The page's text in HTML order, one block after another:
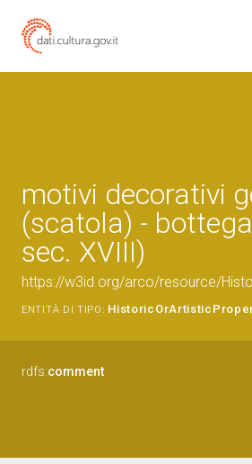
motivi decorativi
(scatola) -
sec. XVIII)
https://w3id.org/arco/resource/
ENTITÀ DI TIPO:
rdfs:comment